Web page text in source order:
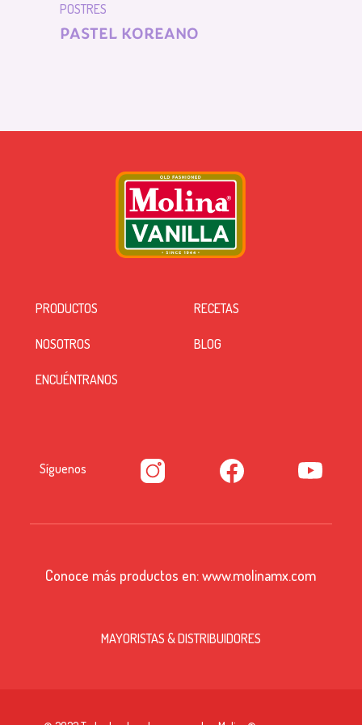
POSTRES
PASTEL KOREANO
PRODUCTOS RECETAS
NOSOTROS BLOG
ENCUÉNTRANOS
Síguenos
Conoce más productos en:www.molinamx.com
MAYORISTAS & DISTRIBUIDORES